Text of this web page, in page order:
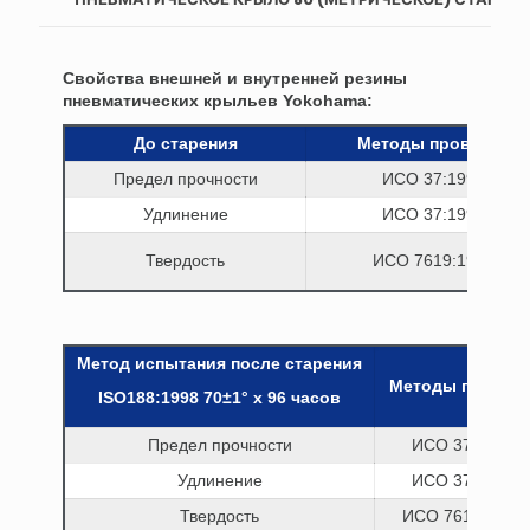
Свойства внешней и внутренней резины
пневматических крыльев Yokohama:
До старения
Методы проверки
Предел прочности
ИСО 37:1994
Удлинение
ИСО 37:1994
Твердость ИСО 7619:1997
Метод испытания после старения
ISO188:1998 70±1° x 96 часов
Методы
Предел прочности
ИСО 37:1994
Удлинение
ИСО 37:1994
Твердость
ИСО 7619:1997